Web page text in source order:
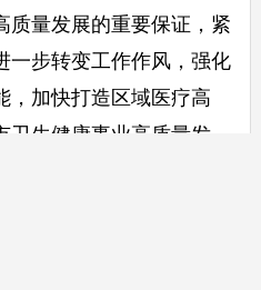
质量发展的重要保证，紧
一步转变工作作风，强化
，加快打造区域医疗高
卫生健康事业高质量发